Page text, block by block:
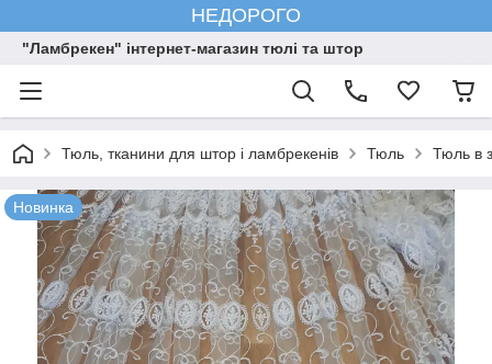
НЕДОРОГО
"Ламбрекен" інтернет-магазин тюлі та штор
Тюль, тканини для штор і ламбрекенів Тюль Тюль в
Новинка